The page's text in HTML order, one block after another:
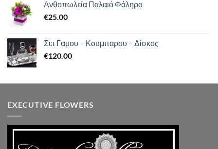
Ανθοπωλεία Παλαιό Φάληρο
€25.00
Σετ Γαμου – Κουμπαρου – Δίσκος
€120.00
EXECUTIVE FLOWERS